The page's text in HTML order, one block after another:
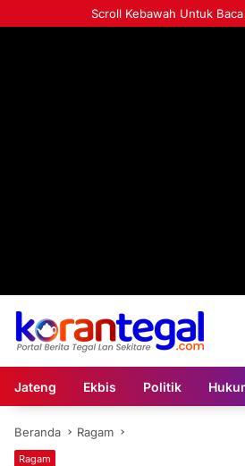
ke
Scroll Kebawah Untuk
Jateng Ekbis Politik
Beranda Ragam
Ragam